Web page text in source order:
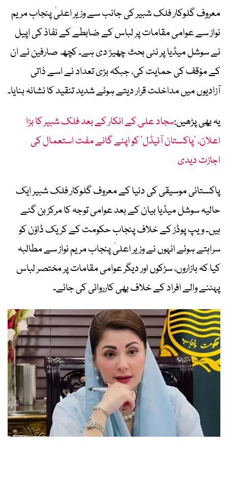
معروف گلوکار فلک شبیر کی جانب سے وزیر اعلیٰ پنجاب مریم
نواز سے عوامی مقامات پر لباس کے ضابطے کے نفاذ کی اپیل
نے سوشل میڈیا پر نئی بحث چھیڑ دی ہے۔ کچھ صارفین نے ان
کے مؤقف کی حمایت کی، جبکہ بڑی تعداد نے اسے ذاتی
آزادیوں میں مداخلت قرار دیتے ہوئے شدید تنقید کا نشانہ بنایا۔
یہ بھی پڑھیں:سجاد علی کے انکار کے بعد فلک شبیر کا بڑا
اعلان، ’پاکستان آئیڈل‘ کو اپنے گانے مفت استعمال کی
اجازت دیدی
پاکستانی موسیقی کی دنیا کے معروف گلوکار فلک شبیر ایک
حالیہ سوشل میڈیا بیان کے بعد عوامی توجہ کا مرکز بن گئے
ہیں۔ ویپ پوڈز کے خلاف پنجاب حکومت کے کریک ڈاؤن کو
سراہتے ہوئے انہوں نے وزیر اعلیٰ پنجاب مریم نواز سے مطالبہ
کیا کہ بازاروں، سڑکوں اور دیگر عوامی مقامات پر مختصر لباس
پہننے والے افراد کے خلاف بھی کارروائی کی جائے۔